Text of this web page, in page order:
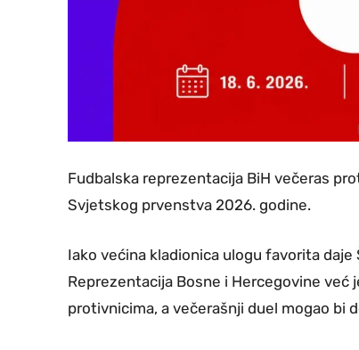
Fudbalska reprezentacija BiH večeras
Svjetskog prvenstva 2026. godine.
Iako većina kladionica ulogu favorita
Reprezentacija Bosne i Hercegovine
protivnicima, a večerašnji duel mogao bi